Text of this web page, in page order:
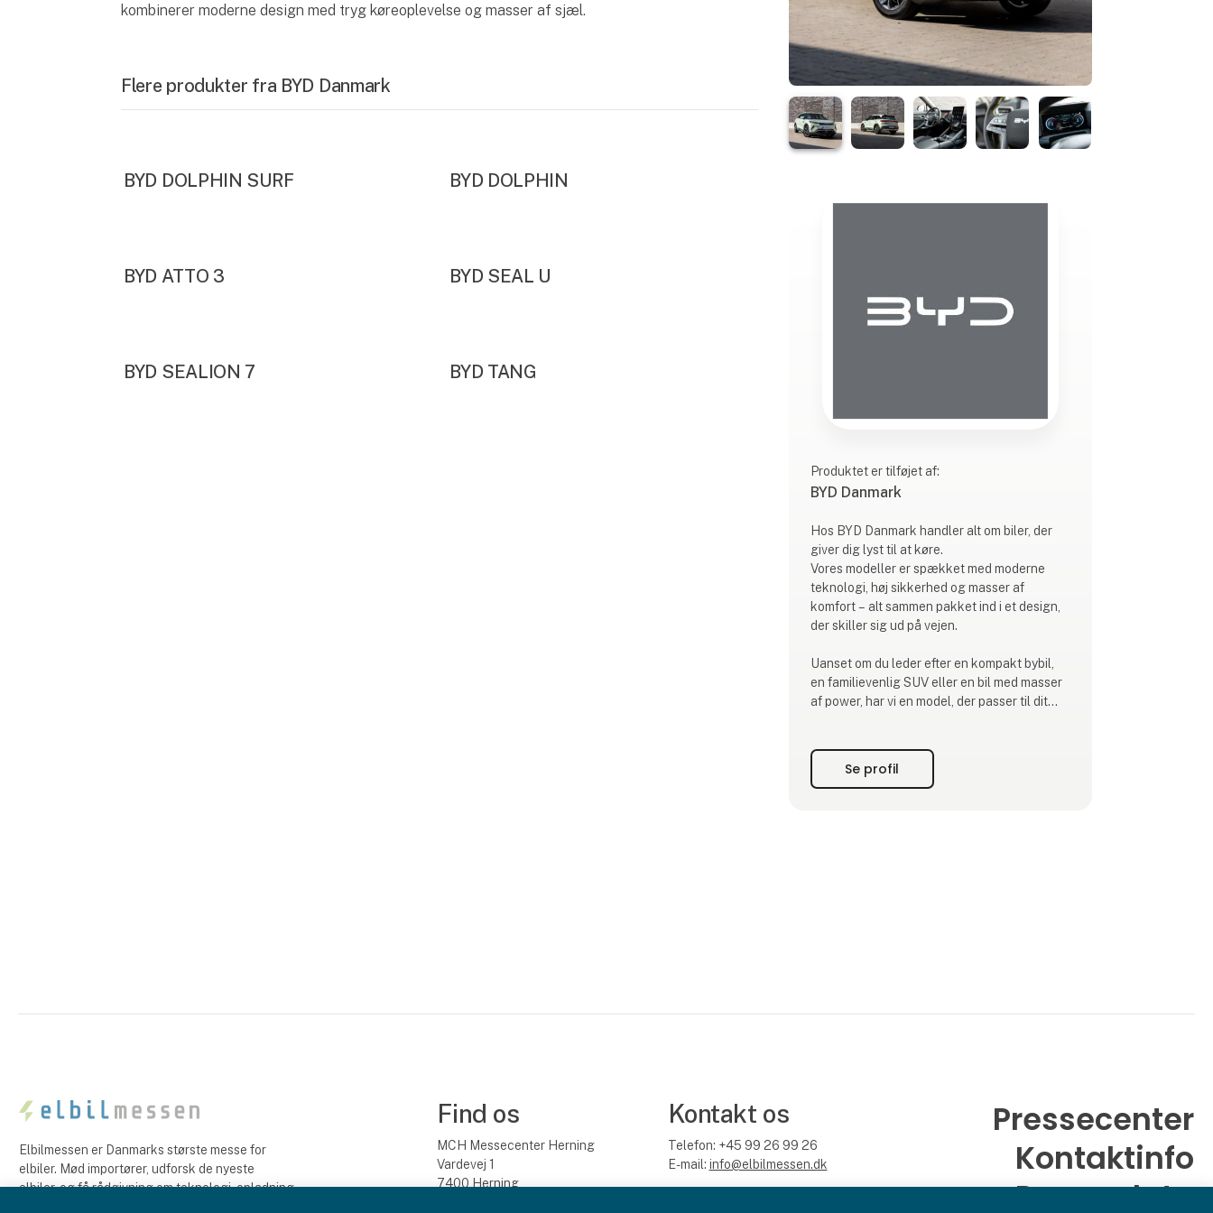
kombinerer moderne design med tryg køreoplevelse og masser af sjæl.
Flere produkter fra BYD Danmark
BYD DOLPHIN SURF BYD DOLPHIN
BYD ATTO 3 BYD SEAL U
BYD SEALION 7 BYD TANG
Produktet er tilføjet af:
BYD Danmark
Hos BYD Danmark handler alt om biler, der
giver dig lyst til at køre.
Vores modeller er spækket med moderne
teknologi, høj sikkerhed og masser af
komfort – alt sammen pakket ind i et design,
der skiller sig ud på vejen.
Uanset om du leder efter en kompakt bybil,
en familievenlig SUV eller en bil med masser
af power, har vi en model, der passer til dit
hverdagen nemmere, er BYD skabt til dig, der
gerne vil have lidt ekstra glæde bag rattet.
Se profil
Elbilmessen er Danmarks største messe for
elbiler. Mød importører, udforsk de nyeste
elbiler, og få rådgivning om teknologi, opladning
Find os
MCH Messecenter Herning
Vardevej 1
7400 Herning
Kontakt os
Telefon: +45 99 26 99 26
E-mail: info@elbilmessen.dk
Pressecenter
Kontaktinfo
Persondata